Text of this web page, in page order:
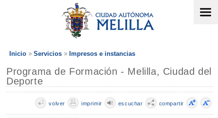
Inicio Servicios Impresos e instancias
Programa de Formación - Melilla, Ciudad del
Deporte
compartir
escuchar
imprimir
volver